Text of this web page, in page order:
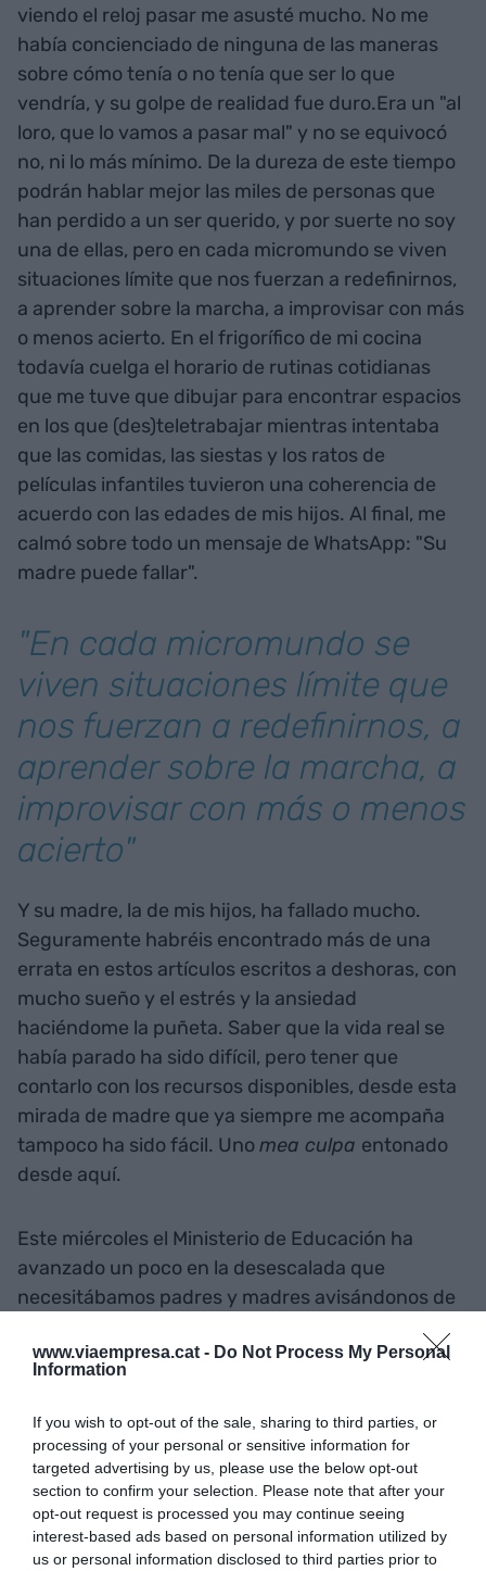
www.viaempresa.cat - Do Not Process My Personal
Information
If you wish to opt-out of the sale, sharing to third parties, or
processing of your personal or sensitive information for
targeted advertising by us, please use the below opt-out
section to confirm your selection. Please note that after your
opt-out request is processed you may continue seeing
interest-based ads based on personal information utilized by
us or personal information disclosed to third parties prior to
viendo el reloj pasar me asusté mucho. No me
había concienciado de ninguna de las maneras
sobre cómo tenía o no tenía que ser lo que
vendría, y su golpe de realidad fue duro.Era un "al
loro, que lo vamos a pasar mal" y no se equivocó
no, ni lo más mínimo. De la dureza de este tiempo
podrán hablar mejor las miles de personas que
han perdido a un ser querido, y por suerte no soy
una de ellas, pero en cada micromundo se viven
situaciones límite que nos fuerzan a redefinirnos,
a aprender sobre la marcha, a improvisar con más
o menos acierto. En el frigorífico de mi cocina
todavía cuelga el horario de rutinas cotidianas
que me tuve que dibujar para encontrar espacios
en los que (des)teletrabajar mientras intentaba
que las comidas, las siestas y los ratos de
películas infantiles tuvieron una coherencia de
acuerdo con las edades de mis hijos. Al final, me
calmó sobre todo un mensaje de WhatsApp: "Su
madre puede fallar".
"En cada micromundo se
viven situaciones límite que
nos fuerzan a redefinirnos, a
aprender sobre la marcha, a
improvisar con más o menos
acierto"
Y su madre, la de mis hijos, ha fallado mucho.
Seguramente habréis encontrado más de una
errata en estos artículos escritos a deshoras, con
mucho sueño y el estrés y la ansiedad
haciéndome la puñeta. Saber que la vida real se
había parado ha sido difícil, pero tener que
contarlo con los recursos disponibles, desde esta
mirada de madre que ya siempre me acompaña
tampoco ha sido fácil. Unomea culpa entonado
desde aquí.
Este miércoles el Ministerio de Educación ha
avanzado un poco en la desescalada que
necesitábamos padres y madres avisándonos de
presencialmente, que las aulas tendrán que
conformarse en tribu y sentarse juntos, sin
mantener 'el espacio de tranquilidad' del que os
hablaba la semana pasada. Resulta ahora que el
coronavirus tiene que llevar a menos niños a las
aulas como hace tiempo piden los docentes y
comportarse como la sociedad ha vivido siempre: